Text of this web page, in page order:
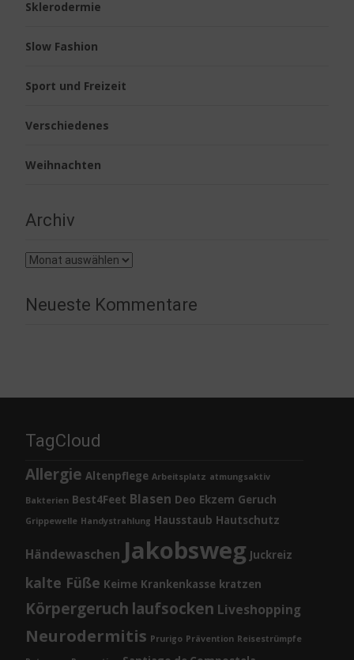
Sklerodermie
Slow Fashion
Sport und Freizeit
Verschiedenes
Weihnachten
Archiv
Archiv
Neueste Kommentare
TagCloud
Allergie Altenpflege Arbeitsplatz atmungsaktiv
Bakterien Best4Feet Blasen Deo Ekzem Geruch
Grippewelle Handystrahlung Hausstaub Hautschutz
Händewaschen Jakobsweg Juckreiz
kalte Füße Keime Krankenkasse kratzen
Körpergeruch laufsocken Liveshopping
Neurodermitis Prurigo Prävention Reisestrümpfe